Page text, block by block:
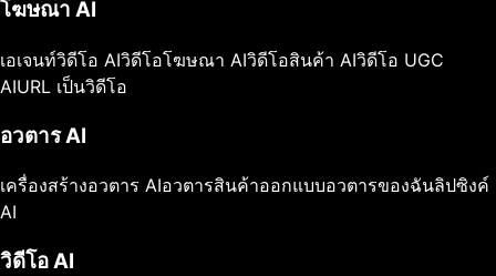
โฆษณา AI
เอเจนท์วิดีโอ AIวิดีโอโฆษณา AIวิดีโอสินค้า AIวิดีโอ UGC
AIURL เป็นวิดีโอ
อวตาร AI
เครื่องสร้างอวตาร AIอวตารสินค้าออกแบบอวตารของฉันลิปซิงค์
AI
วิดีโอ AI